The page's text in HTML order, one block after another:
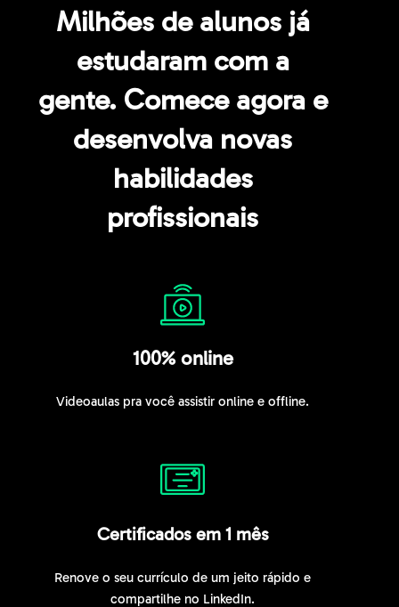
Milhões de alunos já
estudaram com a
gente. Comece agora e
desenvolva novas
habilidades
profissionais
100% online
Videoaulas pra você assistir online e offline.
Certificados em 1 mês
Renove o seu currículo de um jeito rápido e
compartilhe no LinkedIn.